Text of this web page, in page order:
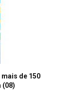
de 150
(08)